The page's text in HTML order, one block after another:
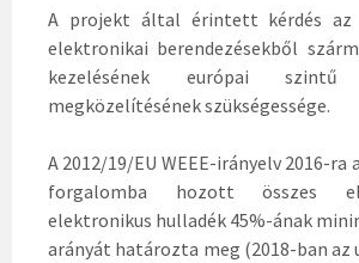
A projekt által érintett kérdés az
elektronikai berendezésekből
kezelésének európai szintű
megközelítésének szükségessége.
A 2012/19/EU WEEE-irányelv 2016-ra
forgalomba hozott összes
elektronikus hulladék 45%-ának
arányát határozta meg (2018-ban az